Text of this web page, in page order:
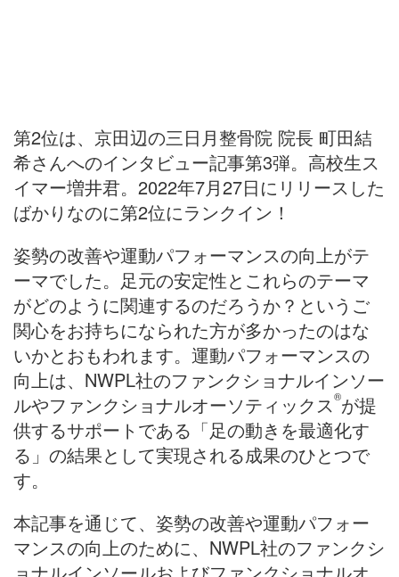
第2位は、京田辺の三日月整骨院 院長 町田結
希さんへのインタビュー記事第3弾。高校生ス
イマー増井君。2022年7月27日にリリースした
ばかりなのに第2位にランクイン！
姿勢の改善や運動パフォーマンスの向上がテ
ーマでした。足元の安定性とこれらのテーマ
がどのように関連するのだろうか？というご
関心をお持ちになられた方が多かったのはな
いかとおもわれます。運動パフォーマンスの
向上は、NWPL社のファンクショナルインソー
ルやファンクショナルオーソティックス®が提
供するサポートである「足の動きを最適化す
る」の結果として実現される成果のひとつで
す。
本記事を通じて、姿勢の改善や運動パフォー
マンスの向上のために、NWPL社のファンクシ